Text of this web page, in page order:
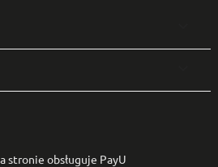
stronie obsługuje PayU